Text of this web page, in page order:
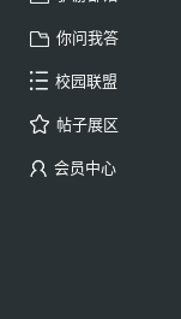
你问我答
校园联盟
帖子展区
会员中心